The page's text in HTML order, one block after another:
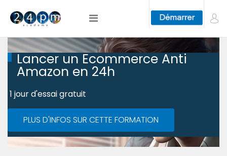
Lancer un Ecommerce Anti
Amazon en 24h
1 jour d'essai gratuit
PLUS D'INFOS SUR CETTE FORMATION